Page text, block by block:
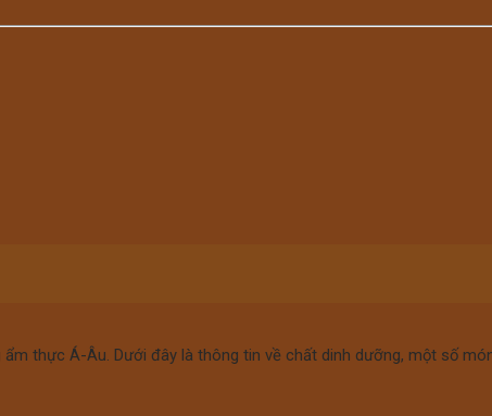
thực Á-Âu. Dưới đây là thông tin về chất dinh dưỡng, một số